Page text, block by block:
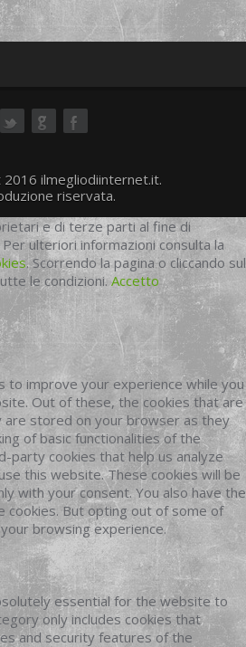
ilmegliodiinternet.it.
riservata.
e di terze parti al fine di
ulteriori informazioni consulta la
. Scorrendo la pagina o cliccando sul
le condizioni.Accetto
to improve your experience while you
Out of these, the cookies that are
are stored on your browser as they
of basic functionalities of the
party cookies that help us analyze
this website. These cookies will be
with your consent. You also have the
But opting out of some of
browsing experience.
essential for the website to
only includes cookies that
and security features of the